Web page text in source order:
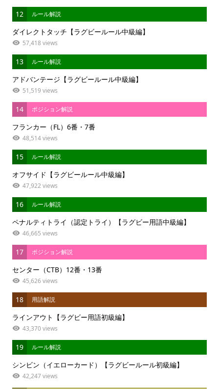
12 ルール解説
ダイレクトタッチ【ラグビールール中級編】
57,418 views
13 ルール解説
アドバンテージ【ラグビールール中級編】
51,519 views
14 ポジション解説
フランカー（FL）6番・7番
48,514 views
15 ルール解説
オフサイド【ラグビールール中級編】
47,922 views
16 ルール解説
ペナルティトライ（認定トライ）【ラグビー用語中級編】
46,665 views
17 ポジション解説
センター（CTB）12番・13番
45,626 views
18 用語解説
ラインアウト【ラグビー用語初級編】
43,370 views
19 ルール解説
シンビン（イエローカード）【ラグビールール初級編】
42,247 views